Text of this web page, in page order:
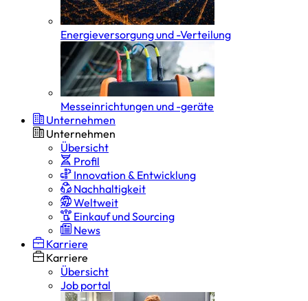
Energieversorgung und -Verteilung
Messeinrichtungen und -geräte
Unternehmen
Unternehmen
Übersicht
Profil
Innovation & Entwicklung
Nachhaltigkeit
Weltweit
Einkauf und Sourcing
News
Karriere
Karriere
Übersicht
Job portal